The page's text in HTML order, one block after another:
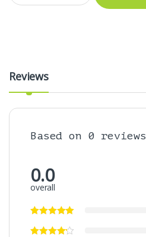
Reviews
Based on 0 reviews
0.0
overall